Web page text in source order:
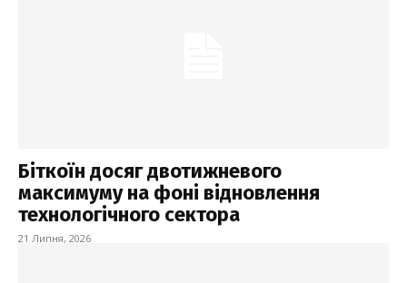
Біткоїн досяг двотижневого
максимуму на фоні відновлення
технологічного сектора
21 Липня, 2026